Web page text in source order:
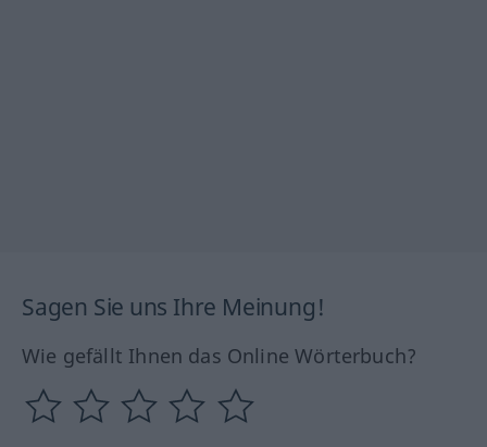
Sagen Sie uns Ihre Meinung!
Wie gefällt Ihnen das Online Wörterbuch?